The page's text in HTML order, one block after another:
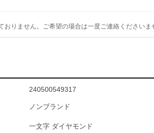
りません。ご希望の場合は一度ご連絡くださいま
240500549317
ノンブランド
一文字 ダイヤモンド